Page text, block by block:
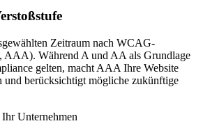
Zeitraum nach WCAG-
AAA). Während A und AA als Grundlage
gelten, macht AAA Ihre Website
und berücksichtigt mögliche zukünftige
Unternehmen